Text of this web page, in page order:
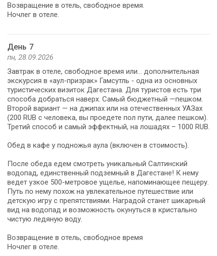
Возвращение в отель, свободное время.
Ночлег в отеле.
День 7
пн, 28.09.2026
Завтрак в отеле, свободное время или... дополнительная
экскурсия в «аул-призрак» Гамсутль - одна из основных
туристических визиток Дагестана. Для туристов есть три
способа добраться наверх. Самый бюджетный —пешком.
Второй вариант — на джипах или на отечественных УАЗах
(200 RUB с человека, вы проедете пол пути, далее пешком).
Третий способ и самый эффектный, на лошадях – 1000 RUB.
Обед в кафе у подножья аула (включен в стоимость).
После обеда едем смотреть уникальный Салтинский
водопад, единственный подземный в Дагестане! К нему
ведет узкое 500-метровое ущелье, напоминающее пещеру.
Путь по нему похож на увлекательное путешествие или
детскую игру с препятствиями. Наградой станет шикарный
вид на водопад и возможность окунуться в кристально
чистую ледяную воду.
Возвращение в отель, свободное время
Ночлег в отеле.